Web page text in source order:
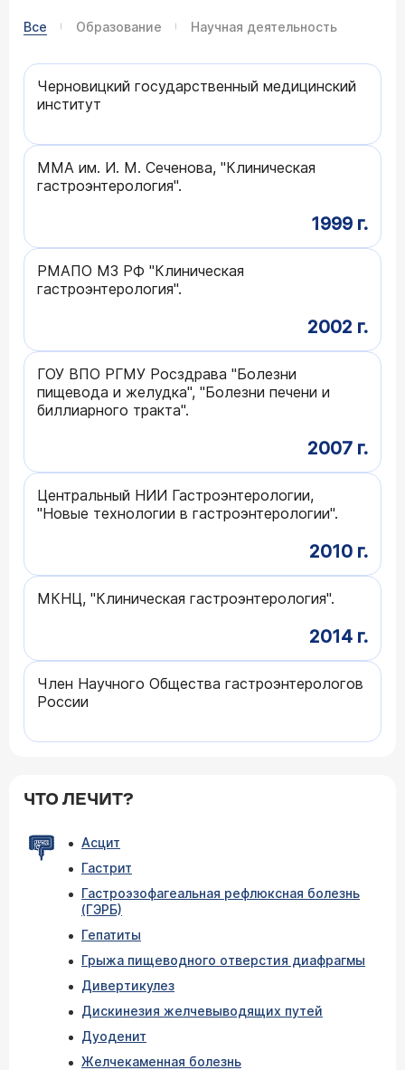
Все Образование Научная деятельность
Черновицкий государственный медицинский
институт
ММА им. И. М. Сеченова, "Клиническая
гастроэнтерология".
1999 г.
РМАПО МЗ РФ "Клиническая
гастроэнтерология".
2002 г.
ГОУ ВПО РГМУ Росздрава "Болезни
пищевода и желудка", "Болезни печени и
биллиарного тракта".
2007 г.
Центральный НИИ Гастроэнтерологии,
"Новые технологии в гастроэнтерологии".
2010 г.
МКНЦ, "Клиническая гастроэнтерология".
2014 г.
Член Научного Общества гастроэнтерологов
России
ЧТО ЛЕЧИТ?
Асцит
Гастрит
Гастроэзофагеальная рефлюксная болезнь
(ГЭРБ)
Гепатиты
Грыжа пищеводного отверстия диафрагмы
Дивертикулез
Дискинезия желчевыводящих путей
Дуоденит
Желчекаменная болезнь